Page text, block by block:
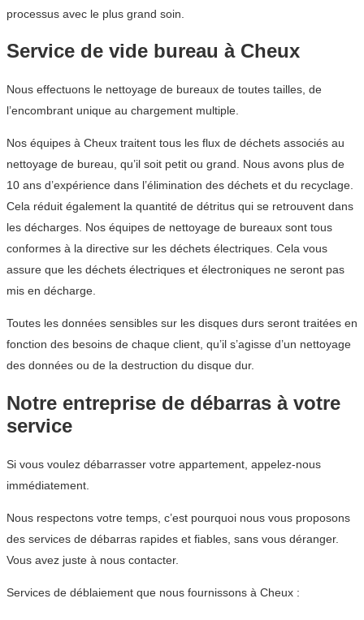
processus avec le plus grand soin.
Service de vide bureau à Cheux
Nous effectuons le nettoyage de bureaux de toutes tailles, de
l’encombrant unique au chargement multiple.
Nos équipes à Cheux traitent tous les flux de déchets associés au
nettoyage de bureau, qu’il soit petit ou grand. Nous avons plus de
10 ans d’expérience dans l’élimination des déchets et du recyclage.
Cela réduit également la quantité de détritus qui se retrouvent dans
les décharges. Nos équipes de nettoyage de bureaux sont tous
conformes à la directive sur les déchets électriques. Cela vous
assure que les déchets électriques et électroniques ne seront pas
mis en décharge.
Toutes les données sensibles sur les disques durs seront traitées en
fonction des besoins de chaque client, qu’il s’agisse d’un nettoyage
des données ou de la destruction du disque dur.
Notre entreprise de débarras à votre
service
Si vous voulez débarrasser votre appartement, appelez-nous
immédiatement.
Nous respectons votre temps, c’est pourquoi nous vous proposons
des services de débarras rapides et fiables, sans vous déranger.
Vous avez juste à nous contacter.
Services de déblaiement que nous fournissons à Cheux :